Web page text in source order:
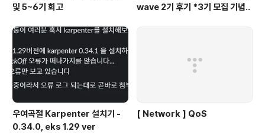
및 5~6기 회고
wave 2기 후기 *3기 모집 기념..
우여곡절 Karpenter 설치기 -
0.34.0, eks 1.29 ver
[ Network ] QoS